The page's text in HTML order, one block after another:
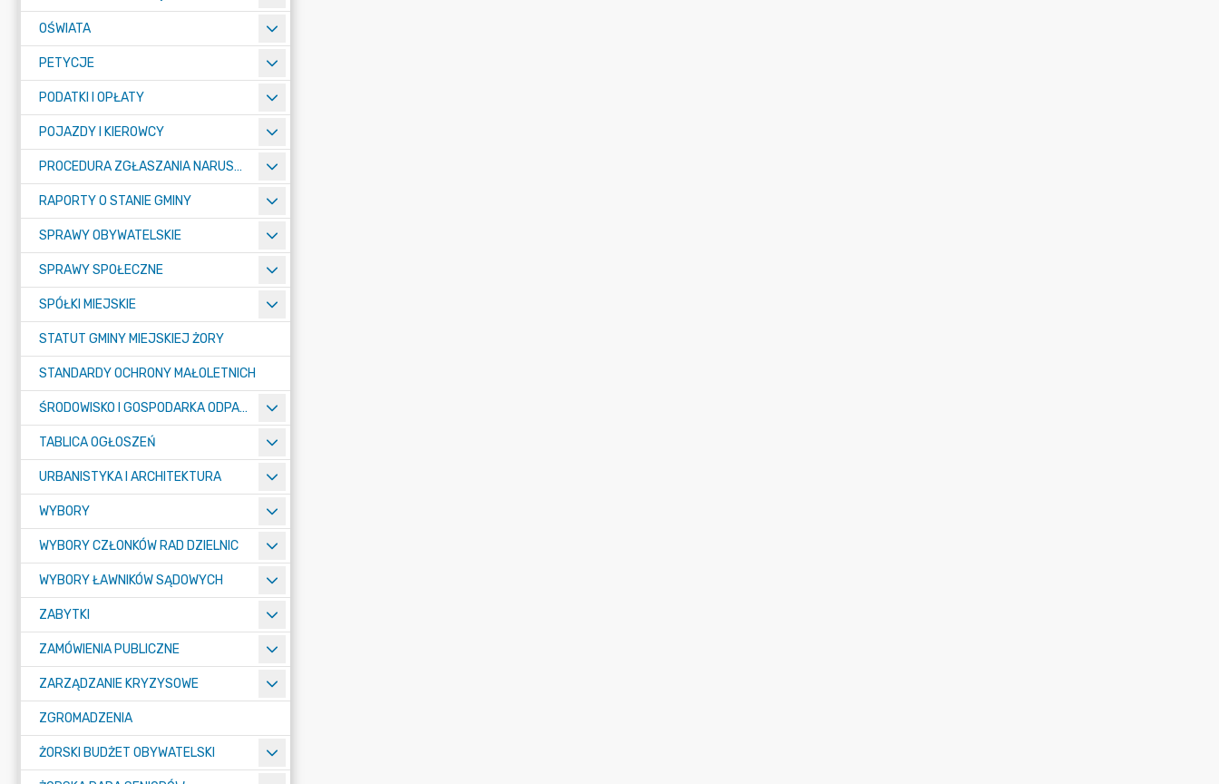
OŚWIATA
PETYCJE
PODATKI I OPŁATY
POJAZDY I KIEROWCY
PROCEDURA ZGŁASZANIA NARUSZEŃ PRAWA
RAPORTY O STANIE GMINY
SPRAWY OBYWATELSKIE
SPRAWY SPOŁECZNE
SPÓŁKI MIEJSKIE
STATUT GMINY MIEJSKIEJ ŻORY
STANDARDY OCHRONY MAŁOLETNICH
ŚRODOWISKO I GOSPODARKA ODPADAMI
TABLICA OGŁOSZEŃ
URBANISTYKA I ARCHITEKTURA
WYBORY
WYBORY CZŁONKÓW RAD DZIELNIC
WYBORY ŁAWNIKÓW SĄDOWYCH
ZABYTKI
ZAMÓWIENIA PUBLICZNE
ZARZĄDZANIE KRYZYSOWE
ZGROMADZENIA
ŻORSKI BUDŻET OBYWATELSKI